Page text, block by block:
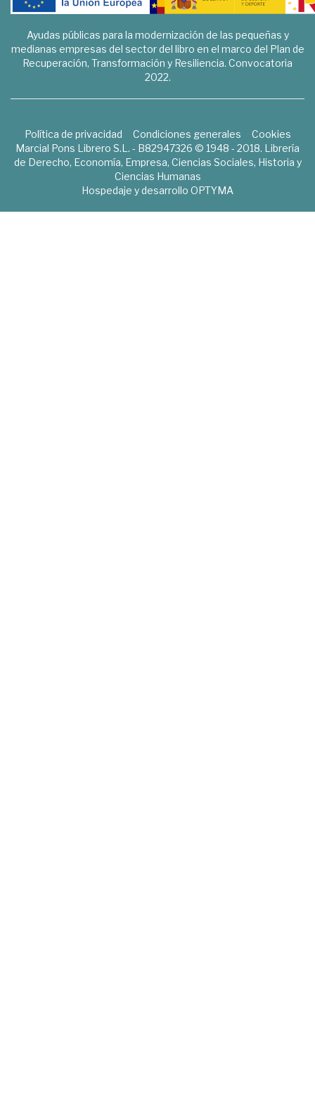
Ayudas públicas para la modernización de las pequeñas y
medianas empresas del sector del libro en el marco del Plan de
Recuperación, Transformación y Resiliencia. Convocatoria
2022.
Política de privacidad Condiciones generales
Cookies
Marcial Pons Librero S.L. - B82947326 © 1948 - 2018. Librería
de Derecho, Economía, Empresa, Ciencias Sociales, Historia y
Ciencias Humanas
Hospedaje y desarrollo OPTYMA